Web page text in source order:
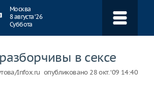
Москва
8 августа ‘26
Суббота
в сексе
Infox.ru опубликовано 28 окт. ‘09 14:40